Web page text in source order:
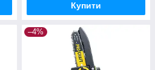
Купити
–4%